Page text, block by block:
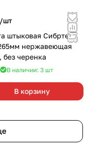
шт
штыковая Сибртех
нержавеющая
без черенка
В наличии: 3 шт
В корзину